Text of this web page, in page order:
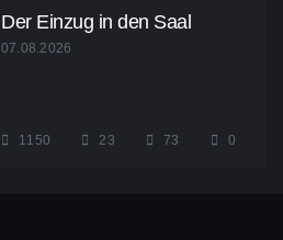
Der Einzug in den Saal
07.08.2026
1150 23 73 0